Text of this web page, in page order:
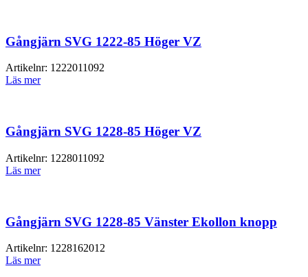
Gångjärn SVG 1222-85 Höger VZ
Artikelnr: 1222011092
Läs mer
Gångjärn SVG 1228-85 Höger VZ
Artikelnr: 1228011092
Läs mer
Gångjärn SVG 1228-85 Vänster Ekollon knopp
Artikelnr: 1228162012
Läs mer